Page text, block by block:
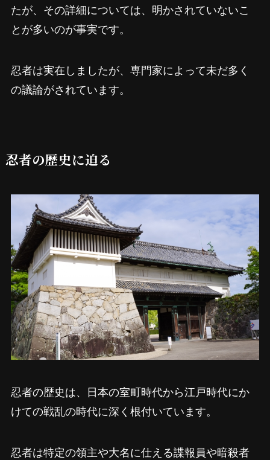
たが、その詳細については、明かされていないこ
とが多いのが事実です。
忍者は実在しましたが、専門家によって未だ多く
の議論がされています。
忍者の歴史に迫る
忍者の歴史は、日本の室町時代から江戸時代にか
けての戦乱の時代に深く根付いています。
忍者は特定の領主や大名に仕える諜報員や暗殺者